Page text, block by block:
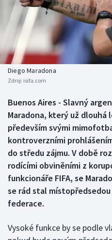
Baseball a softbal
Basketbal
Biatlon
Box
Curling
Dostihy
Florbal
Futsal
Golf
Soutěže
Historické návraty
Aplikace ČT sport
Diego Maradona
Zdroj: isifa.com
Buenos Aires - Slavný
Maradona, který už
především svými
kontroverzními
do středu zájmu. V době
rodícími obviněními z
funkcionáře FIFA, se
se rád stal
federace.
Vysoké funkce by se podle